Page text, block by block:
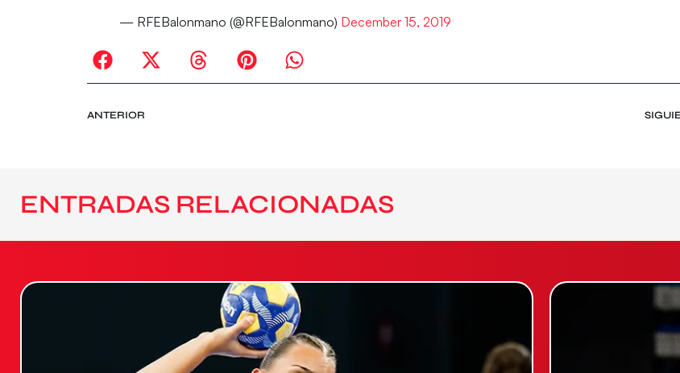
— RFEBalonmano (@RFEBalonmano) December 15, 2019
ANTERIOR
ENTRADAS RELACIONADAS